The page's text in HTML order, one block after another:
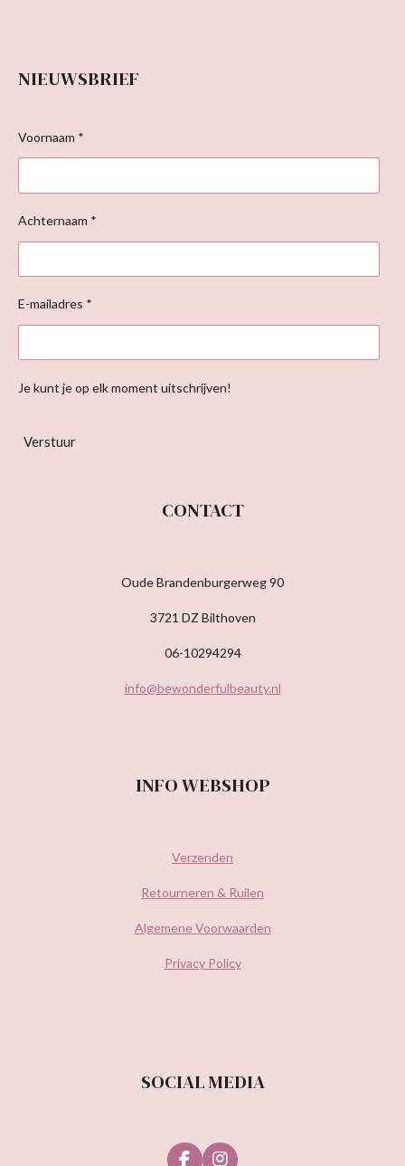
NIEUWSBRIEF
Voornaam *
Achternaam *
E-mailadres *
Je kunt je op elk moment uitschrijven!
Verstuur
CONTACT
Oude Brandenburgerweg 90
3721 DZ Bilthoven
06-10294294
info@bewonderfulbeauty.nl
INFO WEBSHOP
Verzenden
Retourneren & Ruilen
Algemene Voorwaarden
Privacy Policy
SOCIAL MEDIA